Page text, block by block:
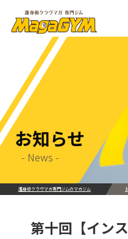
お知らせ
- News -
護身術クラヴマガ専門ジムのマガジム
第十回【イン